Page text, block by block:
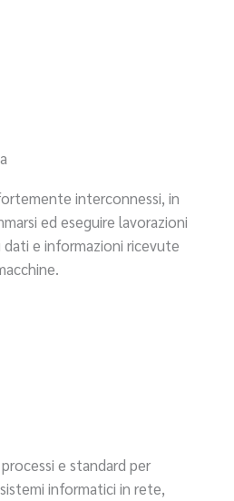
interconnessi, in
ed eseguire lavorazioni
dati e informazioni ricevute
e standard per
informatici in rete,